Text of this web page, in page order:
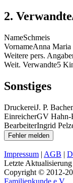
2.
NameSchmeis
VornameAnna Maria
Weitere pers.
Weit. Verwandte5
Sonstiges
DruckereiJ. P.
EinreicherGV Hahn-
BearbeiterIngrid
Impressum | AGB |
Letzte Aktualisierung
Copyright © 2012-
Familienkunde e.V.